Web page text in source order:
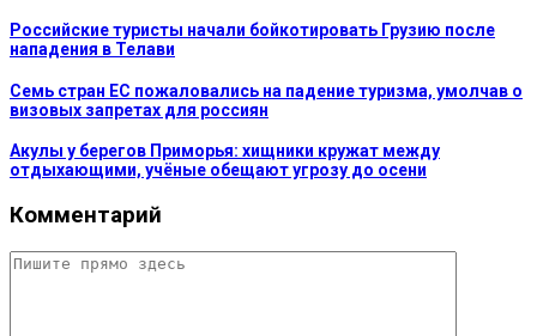
Российские туристы начали бойкотировать Грузию после
нападения в Телави
Семь стран ЕС пожаловались на падение туризма, умолчав о
визовых запретах для россиян
Акулы у берегов Приморья: хищники кружат между
отдыхающими, учёные обещают угрозу до осени
Комментарий